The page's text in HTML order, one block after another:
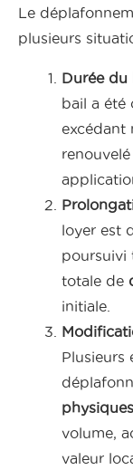
Le
plusieurs
Durée du
bail a été
excédant
loyer est
poursuivi
totale de
initiale.
Plusieurs
volume,
valeur